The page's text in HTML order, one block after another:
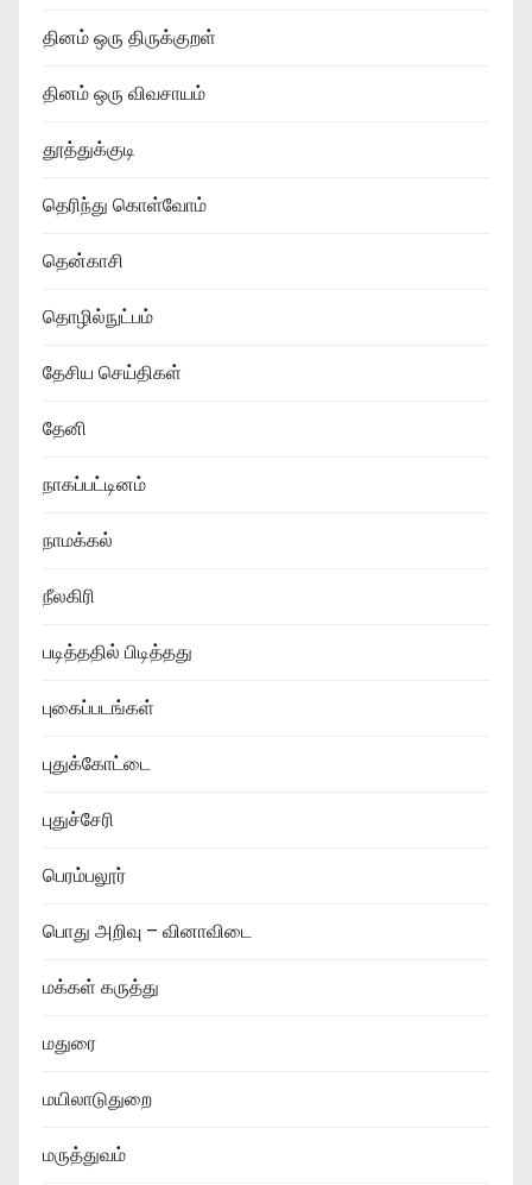
தினம் ஒரு திருக்குறள்
தினம் ஒரு விவசாயம்
தூத்துக்குடி
தெரிந்து கொள்வோம்
தென்காசி
தொழில்நுட்பம்
தேசிய செய்திகள்
தேனி
நாகப்பட்டினம்
நாமக்கல்
நீலகிரி
படித்ததில் பிடித்தது
புகைப்படங்கள்
புதுக்கோட்டை
புதுச்சேரி
பெரம்பலூர்
பொது அறிவு – வினாவிடை
மக்கள் கருத்து
மதுரை
மயிலாடுதுறை
மருத்துவம்